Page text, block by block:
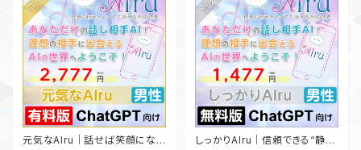
元気なAIru｜話せば笑顔にな
しっかりAIru｜信頼できる“静か